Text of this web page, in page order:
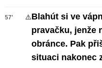
57' ⚠️Blahút si ve
pravačku, jenže
obránce. Pak
situaci nakonec